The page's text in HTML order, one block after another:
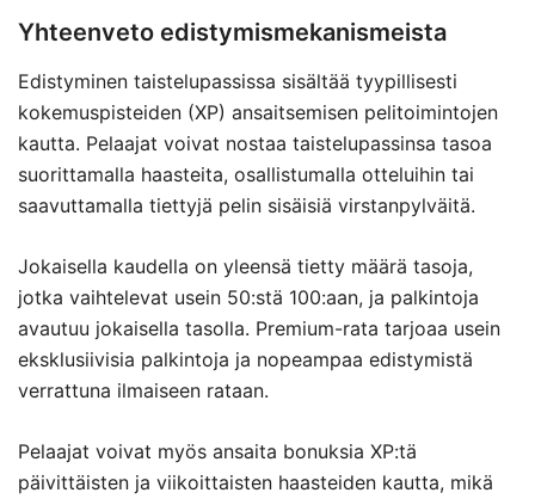
Yhteenveto edistymismekanismeista
Edistyminen taistelupassissa sisältää tyypillisesti
kokemuspisteiden (XP) ansaitsemisen pelitoimintojen
kautta. Pelaajat voivat nostaa taistelupassinsa tasoa
suorittamalla haasteita, osallistumalla otteluihin tai
saavuttamalla tiettyjä pelin sisäisiä virstanpylväitä.
Jokaisella kaudella on yleensä tietty määrä tasoja,
jotka vaihtelevat usein 50:stä 100:aan, ja palkintoja
avautuu jokaisella tasolla. Premium-rata tarjoaa usein
eksklusiivisia palkintoja ja nopeampaa edistymistä
verrattuna ilmaiseen rataan.
Pelaajat voivat myös ansaita bonuksia XP:tä
päivittäisten ja viikoittaisten haasteiden kautta, mikä